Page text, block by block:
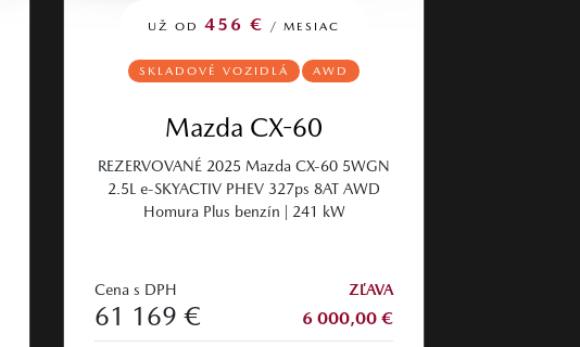
UŽ OD 456 € / MESIAC
SKLADOVÉ VOZIDLÁ AWD
Mazda CX-60
REZERVOVANÉ 2025 Mazda CX‑60 5WGN
2.5L e‑SKYACTIV PHEV 327ps 8AT AWD
Homura Plus benzín | 241 kW
Cena s DPH
61 169 €
ZĽAVA
6 000,00 €